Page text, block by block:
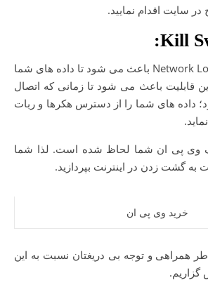
سایت اقدام نمایید.
Kill
:
قابلیت مذکور یا Network Lock باعث می شود تا داده های شما
این قابلیت باعث می شود تا زمانی که اتصال
داده های شما را از دسترس هکرها و ربات
وی پی ان شما لحاظ شده است. لذا شما
به گشت زدن در اینترنت بپردازید.
خرید وی پی ان
همراهی و توجه بی دریغتان نسبت به این
گزاریم.